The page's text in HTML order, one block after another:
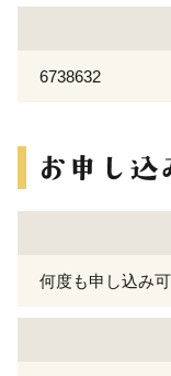
6738632
何度も申し込み可